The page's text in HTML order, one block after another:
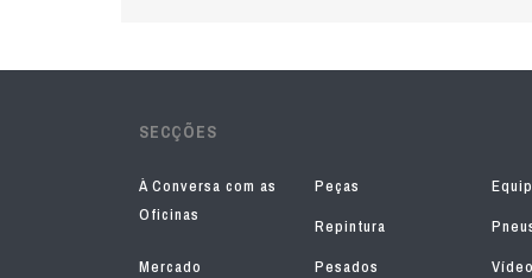
SECÇÕES
À Conversa com as
Oficinas
Peças
Repintura
Mercado
Pesados